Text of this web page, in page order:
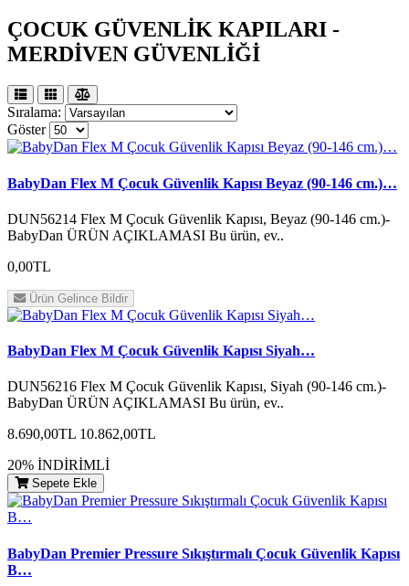
ÇOCUK GÜVENLİK KAPILARI -
MERDİVEN GÜVENLİĞİ
Sıralama:
Göster
BabyDan Flex M Çocuk Güvenlik Kapısı Beyaz (90-146 cm.)…
DUN56214 Flex M Çocuk Güvenlik Kapısı, Beyaz (90-146 cm.)-
BabyDan ÜRÜN AÇIKLAMASI Bu ürün, ev..
0,00TL
Ürün Gelince Bildir
BabyDan Flex M Çocuk Güvenlik Kapısı Siyah…
DUN56216 Flex M Çocuk Güvenlik Kapısı, Siyah (90-146 cm.)-
BabyDan ÜRÜN AÇIKLAMASI Bu ürün, ev..
8.690,00TL 10.862,00TL
20% İNDİRİMLİ
Sepete Ekle
BabyDan Premier Pressure Sıkıştırmalı Çocuk Güvenlik Kapısı
B…